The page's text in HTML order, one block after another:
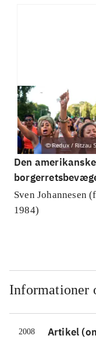
Den amerikanske
Sven Johannesen
1984)
Informationer
2008 Artikel